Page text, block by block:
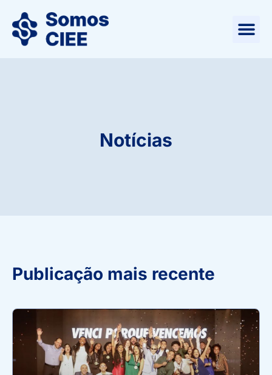
Notícias
Publicação mais recente